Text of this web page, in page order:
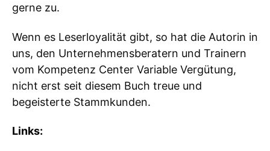
gerne zu.
Wenn es Leserloyalität gibt, so hat die Autorin in
uns, den Unternehmensberatern und Trainern
vom Kompetenz Center Variable Vergütung,
nicht erst seit diesem Buch treue und
begeisterte Stammkunden.
Links: